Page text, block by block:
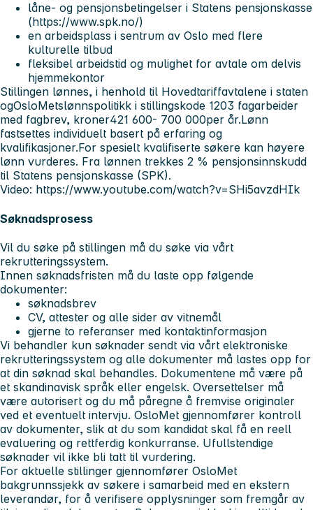
låne- og pensjonsbetingelser i Statens pensjonskasse
(https://www.spk.no/)
en arbeidsplass i sentrum av Oslo med flere
kulturelle tilbud
fleksibel arbeidstid og mulighet for avtale om delvis
hjemmekontor
Stillingen lønnes, i henhold til Hovedtariffavtalene i staten
ogOsloMetslønnspolitikk i stillingskode 1203 fagarbeider
med fagbrev, kroner421 600- 700 000per år.Lønn
fastsettes individuelt basert på erfaring og
kvalifikasjoner.For spesielt kvalifiserte søkere kan høyere
lønn vurderes. Fra lønnen trekkes 2 % pensjonsinnskudd
til Statens pensjonskasse (SPK).
Video: https://www.youtube.com/watch?v=SHi5avzdHIk
Søknadsprosess
Vil du søke på stillingen må du søke via vårt
rekrutteringssystem.
Innen søknadsfristen må du laste opp følgende
dokumenter:
søknadsbrev
CV, attester og alle sider av vitnemål
gjerne to referanser med kontaktinformasjon
Vi behandler kun søknader sendt via vårt elektroniske
rekrutteringssystem og alle dokumenter må lastes opp for
at din søknad skal behandles. Dokumentene må være på
et skandinavisk språk eller engelsk. Oversettelser må
være autorisert og du må påregne å fremvise originaler
ved et eventuelt intervju. OsloMet gjennomfører kontroll
av dokumenter, slik at du som kandidat skal få en reell
evaluering og rettferdig konkurranse. Ufullstendige
søknader vil ikke bli tatt til vurdering.
For aktuelle stillinger gjennomfører OsloMet
bakgrunnssjekk av søkere i samarbeid med en ekstern
leverandør, for å verifisere opplysninger som fremgår av